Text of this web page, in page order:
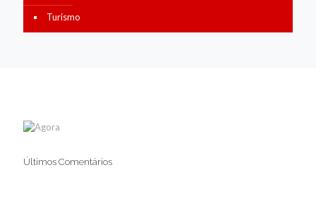
Turismo
Últimos Comentários